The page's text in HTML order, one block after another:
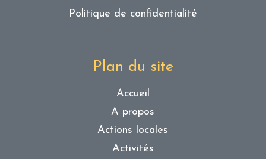
Politique de confidentialité
Plan du site
Accueil
A propos
Actions locales
Activités